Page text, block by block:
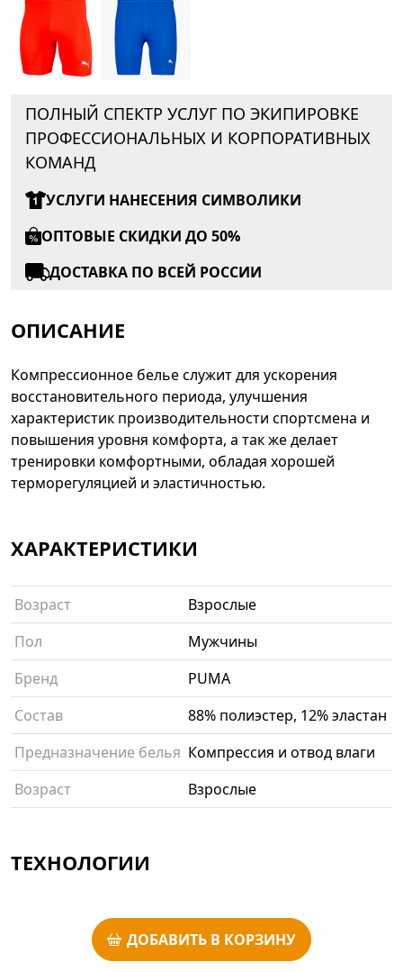
ПОЛНЫЙ СПЕКТР УСЛУГ ПО ЭКИПИРОВКЕ
ПРОФЕССИОНАЛЬНЫХ И КОРПОРАТИВНЫХ
КОМАНД
УСЛУГИ НАНЕСЕНИЯ СИМВОЛИКИ
ОПТОВЫЕ СКИДКИ ДО 50%
ДОСТАВКА ПО ВСЕЙ РОССИИ
ОПИСАНИЕ
Компрессионное белье служит для ускорения
восстановительного периода, улучшения
характеристик производительности спортсмена и
повышения уровня комфорта, а так же делает
тренировки комфортными, обладая хорошей
терморегуляцией и эластичностью.
ХАРАКТЕРИСТИКИ
Возраст
Взрослые
Пол
Мужчины
Бренд
PUMA
Состав
88% полиэстер, 12% эластан
Предназначение белья Компрессия и отвод влаги
Возраст
Взрослые
ТЕХНОЛОГИИ
ДОБАВИТЬ В КОРЗИНУ